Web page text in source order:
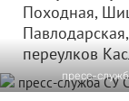
Походная,
переулков
пресс-